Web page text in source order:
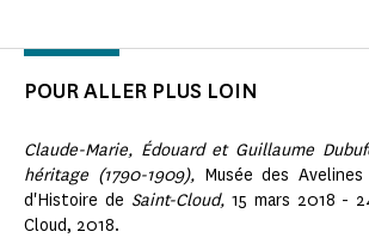
POUR ALLER PLUS LOIN
Claude-Marie, Édouard et Guillaume
héritage (1790-1909), Musée des
d'Histoire de Saint-Cloud,15 mars 2018 -
Cloud, 2018.